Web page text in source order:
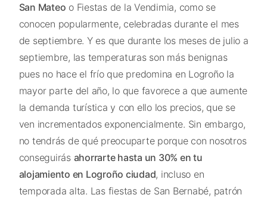
San Mateo o Fiestas de la Vendimia, como se
conocen popularmente, celebradas durante el mes
de septiembre. Y es que durante los meses de julio a
septiembre, las temperaturas son más benignas
pues no hace el frío que predomina en Logroño la
mayor parte del año, lo que favorece a que aumente
la demanda turística y con ello los precios, que se
ven incrementados exponencialmente. Sin embargo,
no tendrás de qué preocuparte porque con nosotros
conseguirás ahorrarte hasta un 30% en tu
alojamiento en Logroño ciudad, incluso en
temporada alta. Las fiestas de San Bernabé, patrón